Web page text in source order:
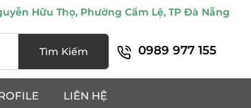
Hữu Thọ, Phường Cẩm Lệ, TP Đà Nẵng
Tìm Kiếm 0989 977 155
LIÊN HỆ